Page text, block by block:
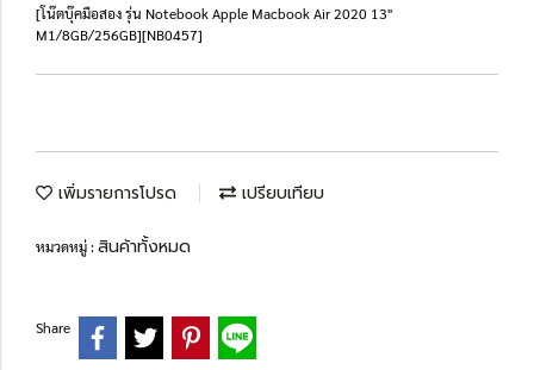
[โน๊ตบุ๊คมือสอง รุ่น Notebook Apple Macbook Air 2020 13"
M1/8GB/256GB][NB0457]
เพิ่มรายการโปรด เปรียบเทียบ
หมวดหมู่ :สินค้าทั้งหมด
Share